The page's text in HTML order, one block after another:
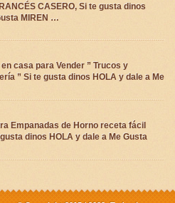
CASERO, Si te gusta dinos
MIREN …
casa para Vender ” Trucos y
” Si te gusta dinos HOLA y dale a Me
Empanadas de Horno receta fácil
dinos HOLA y dale a Me Gusta